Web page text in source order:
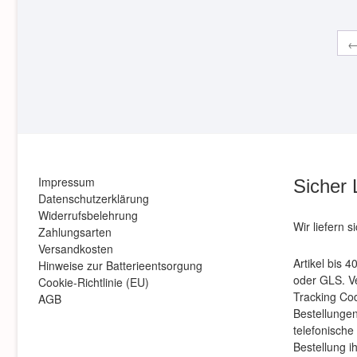
Impressum
Datenschutzerklärung
Widerrufsbelehrung
Zahlungsarten
Versandkosten
Hinweise zur Batterieentsorgung
Cookie-Richtlinie (EU)
AGB
Sicher
Wir liefern
Artikel bis
oder GLS.
Tracking
Bestellung